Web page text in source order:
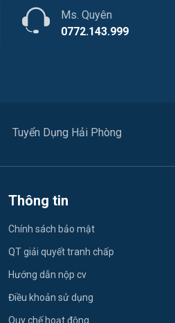
Ms. Quyên
0772.143.999
Tuyển Dụng Hải Phòng
Thông tin
Chính sách bảo mật
QT giải quyết tranh chấp
Hướng dẫn nộp cv
Điều khoản sử dụng
Quy chế hoạt động